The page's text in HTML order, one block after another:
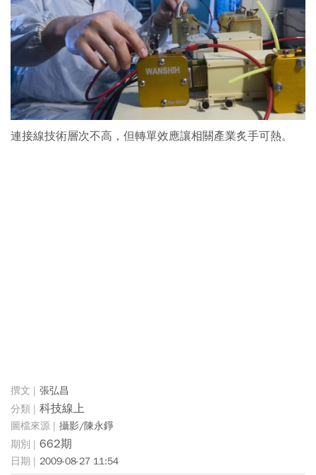
連接線技術層次不高，但轉單效應讓相關產業炙手可熱。
張弘昌
科技線上
攝影/陳永錚
662期
2009-08-27 11:54